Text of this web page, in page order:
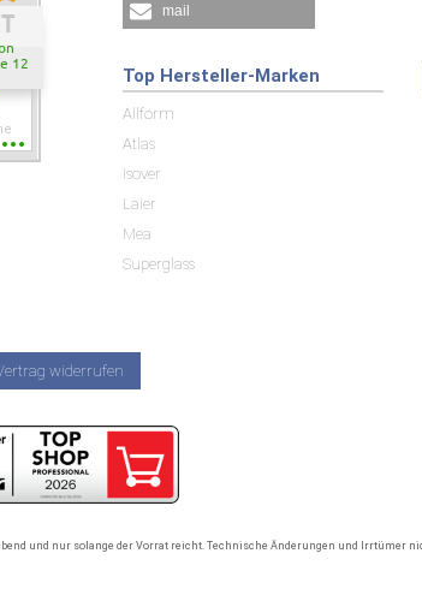
12
mail
Top Hersteller-Marken
Allform
Atlas
Isover
Laier
Mea
Superglass
widerrufen
und nur solange der Vorrat reicht. Technische Änderungen und Irrtümer